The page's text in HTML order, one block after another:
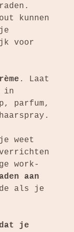
kunnen
voor
. Laat
in
parfum,
weet
work-
aan
als je
je